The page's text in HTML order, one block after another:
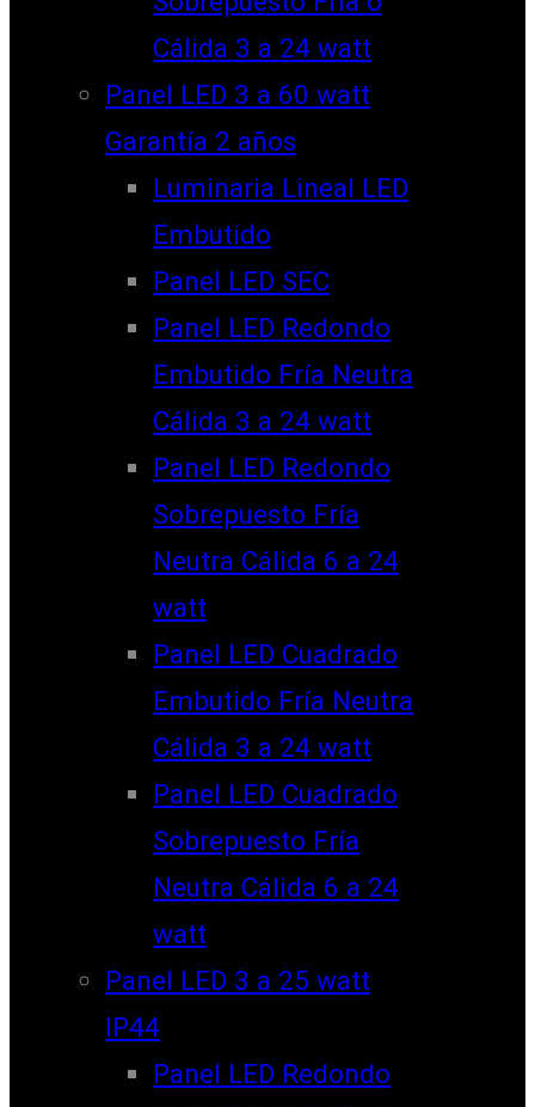
Cálida 3 a 24 watt
Panel LED 3 a 60 watt
Garantía 2 años
Luminaria Lineal LED
Embutido
Panel LED SEC
Panel LED Redondo
Embutido Fría Neutra
Cálida 3 a 24 watt
Panel LED Redondo
Sobrepuesto Fría
Neutra Cálida 6 a 24
watt
Panel LED Cuadrado
Embutido Fría Neutra
Cálida 3 a 24 watt
Panel LED Cuadrado
Sobrepuesto Fría
Neutra Cálida 6 a 24
watt
Panel LED 3 a 25 watt
IP44
Panel LED Redondo